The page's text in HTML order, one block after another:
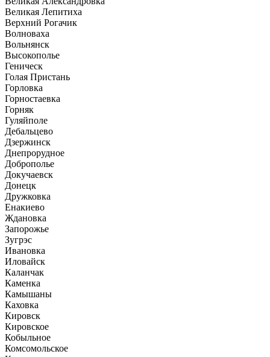
Великая Лепитиха
Верхний Рогачик
Волноваха
Вольнянск
Высокополье
Геническ
Голая Пристань
Горловка
Горностаевка
Горняк
Гуляйполе
Дебальцево
Дзержинск
Днепрорудное
Доброполье
Докучаевск
Донецк
Дружковка
Енакиево
Ждановка
Запорожье
Зугрэс
Ивановка
Иловайск
Каланчак
Каменка
Камышаны
Каховка
Кировск
Кировское
Кобыльное
Комсомольское